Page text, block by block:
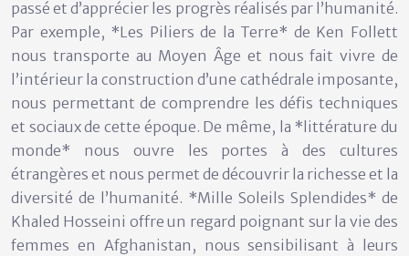
passé et d’apprécier les progrès réalisés par l’humanité.
Par exemple, *Les Piliers de la Terre* de Ken Follett
nous transporte au Moyen Âge et nous fait vivre de
l’intérieur la construction d’une cathédrale imposante,
nous permettant de comprendre les défis techniques
et sociaux de cette époque. De même, la *littérature du
monde* nous ouvre les portes à des cultures
étrangères et nous permet de découvrir la richesse et la
diversité de l’humanité. *Mille Soleils Splendides* de
Khaled Hosseini offre un regard poignant sur la vie des
femmes en Afghanistan, nous sensibilisant à leurs